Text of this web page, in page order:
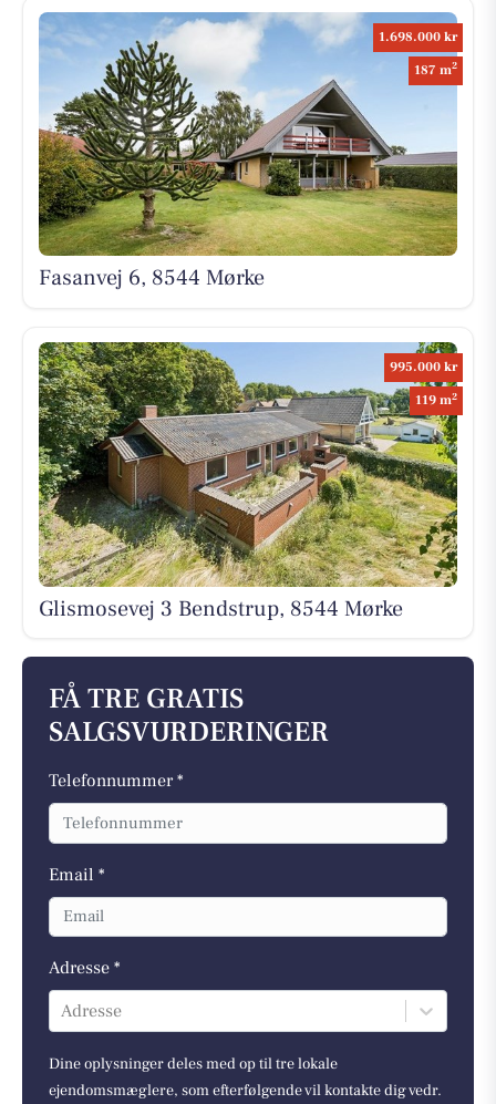
1.698.000 kr
187 m2
Fasanvej 6, 8544 Mørke
995.000 kr
119 m2
Glismosevej 3 Bendstrup, 8544 Mørke
FÅ TRE GRATIS
SALGSVURDERINGER
Telefonnummer *
Email *
Adresse *
Adresse
Dine oplysninger deles med op til tre lokale
ejendomsmæglere, som efterfølgende vil kontakte dig vedr.